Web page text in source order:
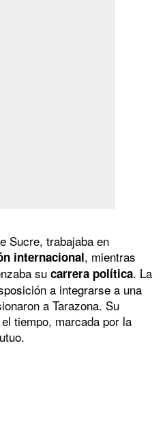
Sucre, trabajaba en
internacional, mientras
su carrera política. La
a integrarse a una
a Tarazona. Su
tiempo, marcada por la